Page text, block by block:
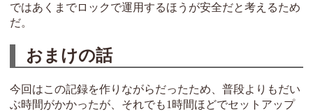
ではあくまでロックで運用するほうが安全だと考えるため
だ。
おまけの話
今回はこの記録を作りながらだったため、普段よりもだい
ぶ時間がかかったが、それでも1時間ほどでセットアップ